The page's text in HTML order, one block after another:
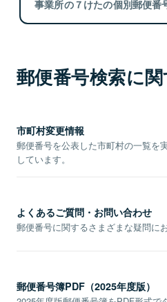
事業所の７けたの個別郵便番
郵便番号検索に
市町村変更情報
郵便番号を公表した市町村の一覧を
しています。
よくあるご質問・お問い合わせ
郵便番号に関するさまざまな疑問に
郵便番号簿PDF（2025年度版）